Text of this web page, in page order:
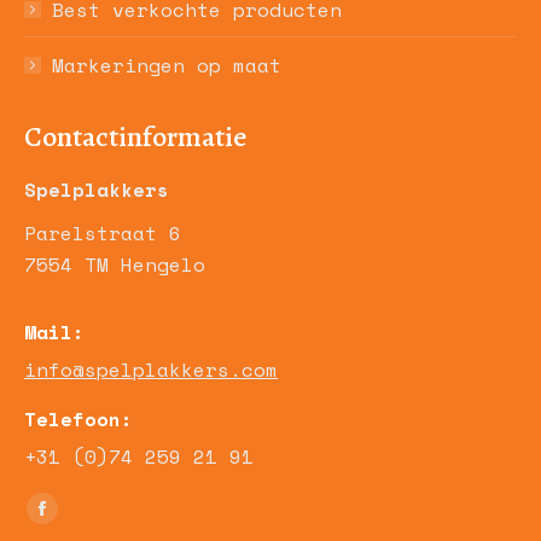
Best verkochte producten
Markeringen op maat
Contactinformatie
Spelplakkers
Parelstraat 6
7554 TM Hengelo
Mail:
info@spelplakkers.com
Telefoon:
+31 (0)74 259 21 91
Vind ons op:
Facebook